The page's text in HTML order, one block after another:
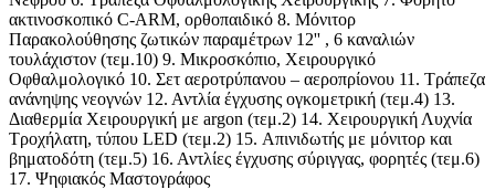
ακτινοσκοπικό C-ARM, ορθοπαιδικό 8. Μόνιτορ
Παρακολούθησης ζωτικών παραμέτρων 12'' , 6 καναλιών
τουλάχιστον (τεμ.10) 9. Μικροσκόπιο, Χειρουργικό
Οφθαλμολογικό 10. Σετ αεροτρύπανου – αεροπρίονου 11. Τράπεζα
ανάνηψης νεογνών 12. Αντλία έγχυσης ογκομετρική (τεμ.4) 13.
Διαθερμία Χειρουργική με argon (τεμ.2) 14. Χειρουργική Λυχνία
Tροχήλατη, τύπου LED (τεμ.2) 15. Απινιδωτής με μόνιτορ και
βηματοδότη (τεμ.5) 16. Αντλίες έγχυσης σύριγγας, φορητές (τεμ.6)
17. Ψηφιακός Μαστογράφος